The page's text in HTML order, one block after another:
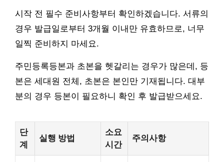
시작 전 필수 준비사항부터 확인하겠습니다. 서류의
경우 발급일로부터 3개월 이내만 유효하므로, 너무
일찍 준비하지 마세요.
주민등록등본과 초본을 헷갈리는 경우가 많은데, 등
본은 세대원 전체, 초본은 본인만 기재됩니다. 대부
분의 경우 등본이 필요하니 확인 후 발급받으세요.
단
계
실행 방법
소요
시간
주의사항